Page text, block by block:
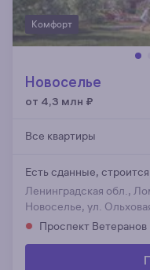
Комфорт
Новоселье
от 4,3 млн ₽
Все квартиры
Есть сданные,
Ленинградская обл.,
Новоселье, ул.
Проспект Ветеранов